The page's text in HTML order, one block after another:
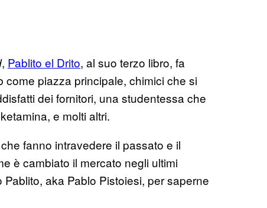
, Pablito el Drito, al suo terzo libro, fa
piazza principale, chimici che si
dei fornitori, una studentessa che
e molti altri.
fanno intravedere il passato e il
è cambiato il mercato negli ultimi
aka Pablo Pistoiesi, per saperne